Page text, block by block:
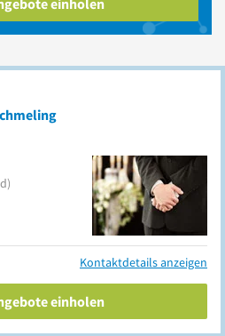
einholen
Kontaktdetails anzeigen
einholen